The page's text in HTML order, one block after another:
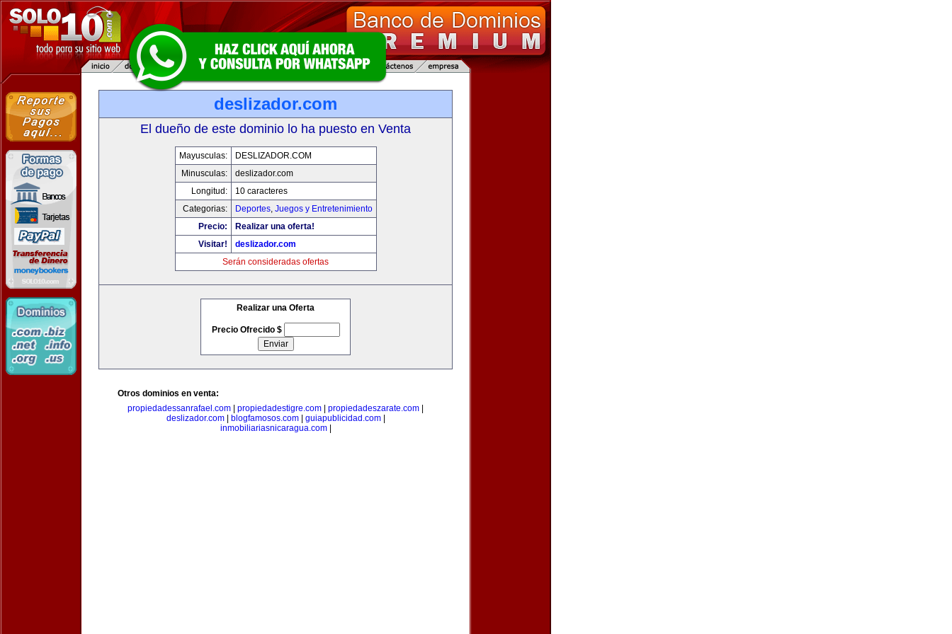
deslizador.com
El dueño de este dominio lo ha puesto en Venta
Mayusculas:
DESLIZADOR.COM
Minusculas:
deslizador.com
Longitud:
10 caracteres
Categorias:
Deportes, Juegos y Entretenimiento
Precio:
Realizar una oferta!
Visitar!
deslizador.com
Serán consideradas ofertas
Realizar una Oferta
Precio Ofrecido $
Otros dominios en venta:
propiedadessanrafael.com
propiedadestigre.com propiedadeszarate.com
deslizador.com| blogfamosos.com| guiapublicidad.com|
inmobiliariasnicaragua.com|